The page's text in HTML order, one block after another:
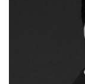
넘나드는 광